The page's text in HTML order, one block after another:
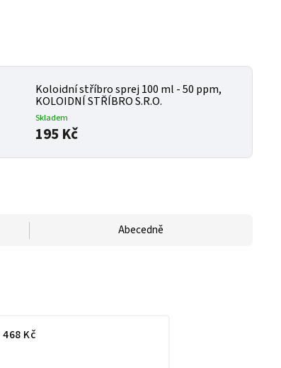
Koloidní stříbro sprej 100 ml - 50 ppm,
KOLOIDNÍ STŘÍBRO S.R.O.
Skladem
195 Kč
Abecedně
468 Kč